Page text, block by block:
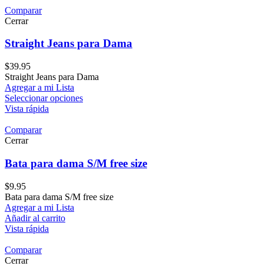
Comparar
Cerrar
Straight Jeans para Dama
$39.95
Straight Jeans para Dama
Agregar a mi Lista
Seleccionar opciones
Vista rápida
Comparar
Cerrar
Bata para dama S/M free size
$9.95
Bata para dama S/M free size
Agregar a mi Lista
Añadir al carrito
Vista rápida
Comparar
Cerrar